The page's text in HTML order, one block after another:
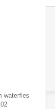
waterfles